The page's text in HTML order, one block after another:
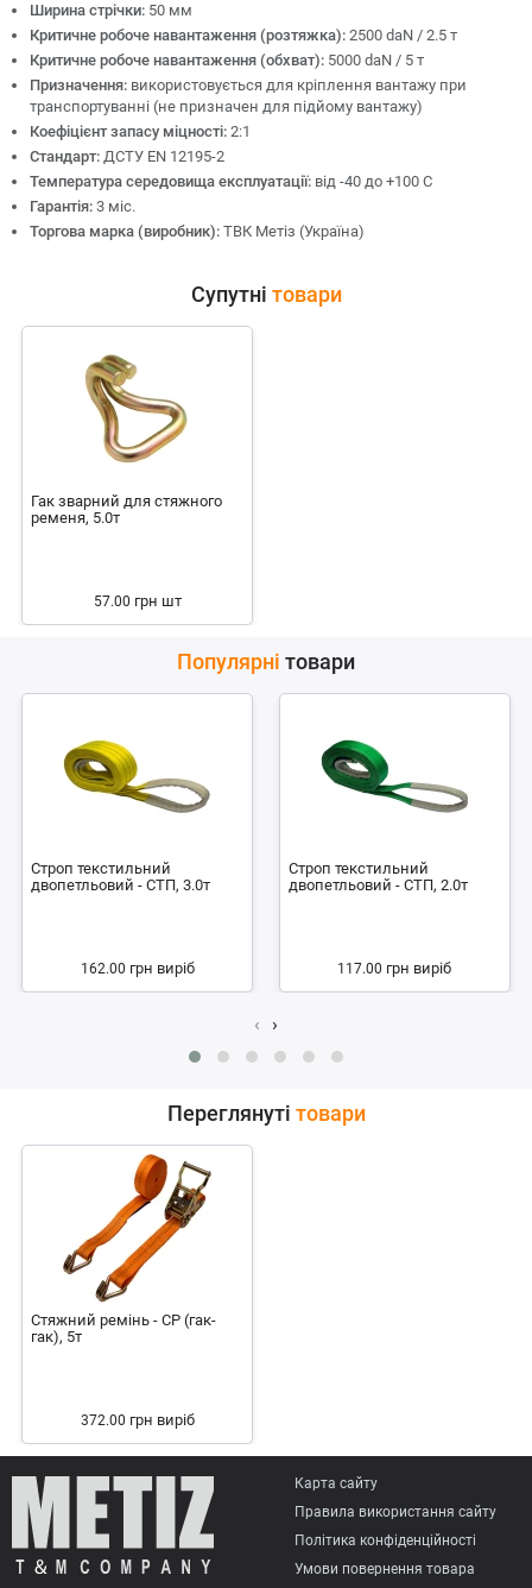
Ширина стрічки: 50 мм
Критичне робоче навантаження (розтяжка): 2500 daN / 2.5 т
Критичне робоче навантаження (обхват): 5000 daN / 5 т
Призначення: використовується для кріплення вантажу при
транспортуванні (не призначен для підйому вантажу)
Коефіцієнт запасу міцності: 2:1
Стандарт: ДСТУ EN 12195-2
Температура середовища експлуатації: від -40 до +100 С
Гарантія: 3 міс.
Торгова марка (виробник): ТВК Метіз (Україна)
Супутні товари
Гак зварний для стяжного
ременя, 5.0т
57.00 грн шт
Популярні товари
Строп текстильний
двопетльовий - СТП, 3.0т
162.00 грн виріб
Строп текстильний
двопетльовий - СТП, 2.0т
117.00 грн виріб
‹ ›
Переглянуті товари
Стяжний ремінь - СР (гак-
гак), 5т
372.00 грн виріб
Карта сайту
Правила використання сайту
Політика конфіденційності
Умови повернення товарa